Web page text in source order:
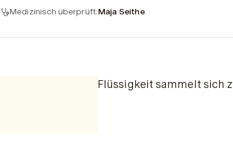
Medizinisch überprüft:Maja Seithe
Flüssigkeit sammelt sich